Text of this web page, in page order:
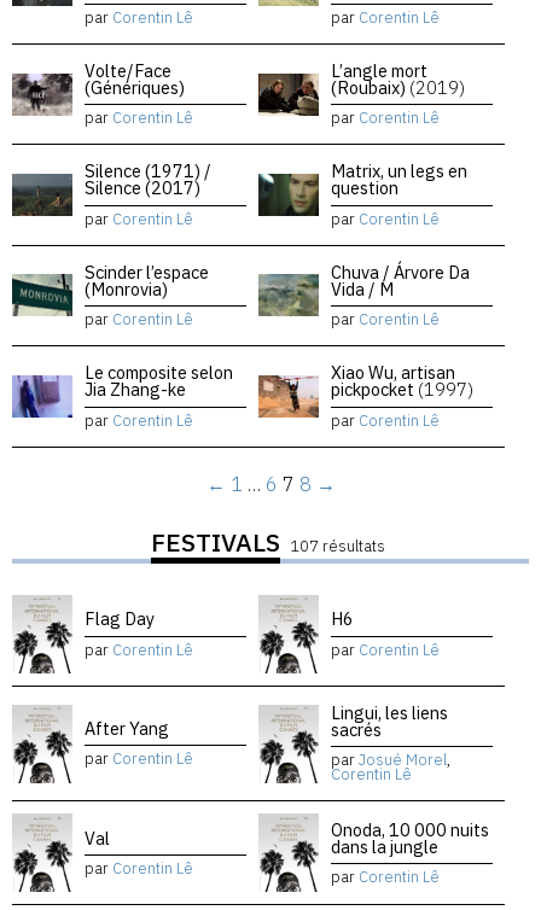
par Corentin Lê par Corentin Lê
Volte/Face
(Génériques)
par Corentin Lê
L’angle mort
(Roubaix) (2019)
par Corentin Lê
Silence (1971) /
Silence (2017)
par Corentin Lê
Matrix, un legs en
question
par Corentin Lê
Scinder l’espace
(Monrovia)
par Corentin Lê
Chuva / Árvore Da
Vida / M
par Corentin Lê
Le composite selon
Jia Zhang-ke
par Corentin Lê
Xiao Wu, artisan
pickpocket (1997)
par Corentin Lê
← 1 … 6 7 8 →
FESTIVALS 107 résultats
Flag Day
par Corentin Lê
H6
par Corentin Lê
After Yang
par Corentin Lê
Lingui, les liens
sacrés
parJosué Morel,
Corentin Lê
Val
par Corentin Lê
Onoda, 10 000 nuits
dans la jungle
par Corentin Lê